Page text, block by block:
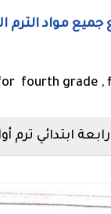
fourth grade ,
ابتدائي ترم أول